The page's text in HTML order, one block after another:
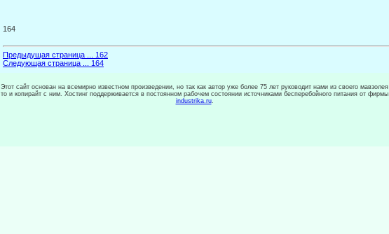
164
Предыдущая страница ... 162
Следующая страница ... 164
Этот сайт основан на всемирно известном произведении, но так как автор уже более 75 лет руководит нами из своего мавзолея
то и копирайт с ним. Хостинг поддерживается в постоянном рабочем состоянии источниками бесперебойного питания от фирмы
industrika.ru.